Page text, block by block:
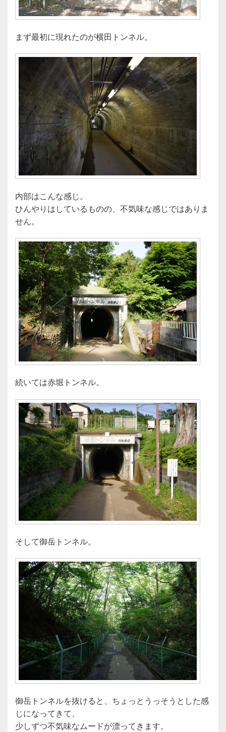
まず最初に現れたのが横田トンネル。
内部はこんな感じ。
ひんやりはしているものの、不気味な感じではありま
せん。
続いては赤堀トンネル。
そして御岳トンネル。
御岳トンネルを抜けると、ちょっとうっそうとした感
じになってきて、
少しずつ不気味なムードが漂ってきます。